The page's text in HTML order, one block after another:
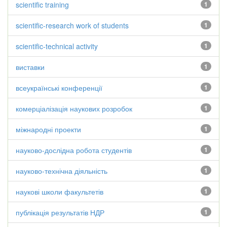
1
scientific training
1
scientific-research work of students
1
scientific-technical activity
1
виставки
1
всеукраїнські конференції
1
комерціалізація наукових розробок
1
міжнародні проекти
1
науково-дослідна робота студентів
1
науково-технічна діяльність
1
наукові школи факультетів
1
публікація результатів НДР